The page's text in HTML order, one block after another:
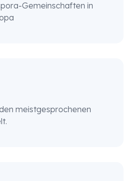
Gemeinschaften in
meistgesprochenen